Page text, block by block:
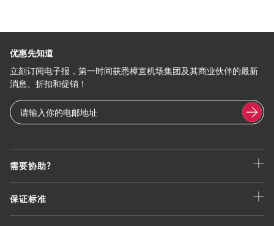
需要协助?
保证标准
优惠先知道
立刻订阅电子报，第一时间获悉樟宜机场集团及其商业伙伴的最新
消息、折扣和促销！